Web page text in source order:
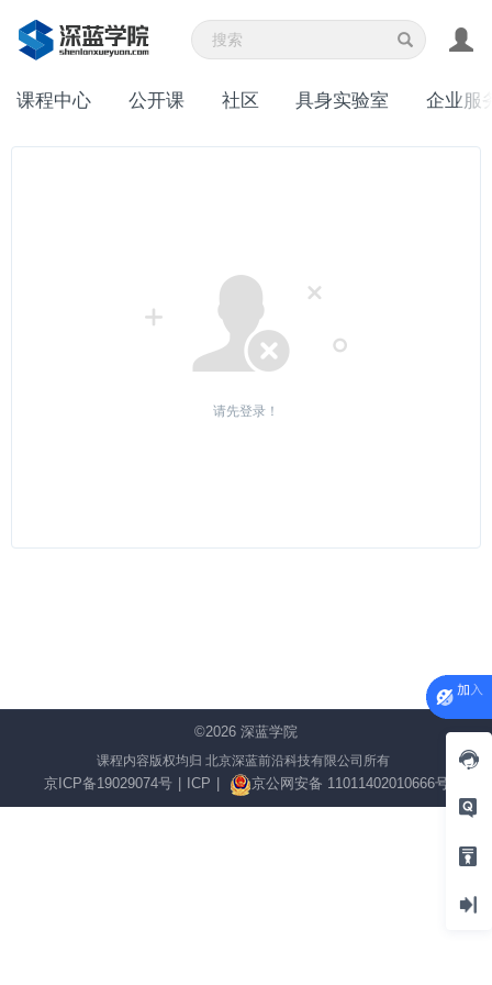
课程中心 公开课 社区 具身实验室 企业服
请先登录！
©2026 深蓝学院
课程内容版权均归 北京深蓝前沿科技有限公司所有
京ICP备19029074号 ICP 京公网安备 11011402010666号